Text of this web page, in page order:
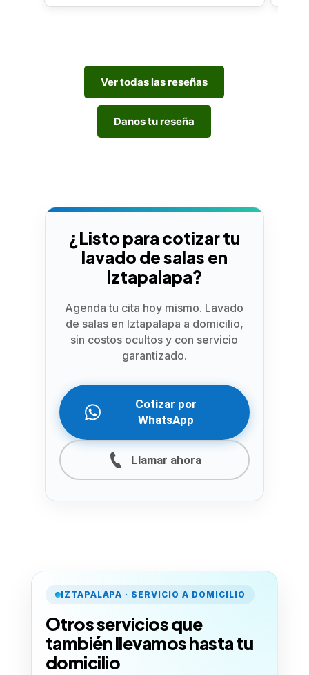
Ver todas las reseñas
Danos tu reseña
¿Listo para cotizar tu
lavado de salas en
Iztapalapa?
Agenda tu cita hoy mismo. Lavado
de salas en Iztapalapa a domicilio,
sin costos ocultos y con servicio
garantizado.
Cotizar por
WhatsApp
Llamar ahora
IZTAPALAPA · SERVICIO A DOMICILIO
Otros servicios que
también llevamos hasta tu
domicilio